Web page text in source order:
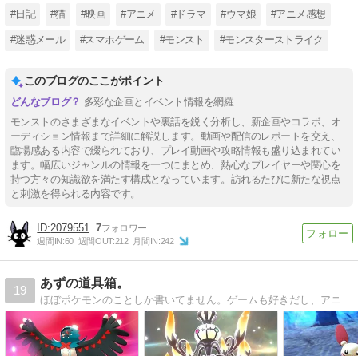
#日記 #猫 #映画 #アニメ #ドラマ #ウマ娘 #アニメ感想
#迷惑メール #スマホゲーム #モンスト #モンスターストライク
このブログのここがポイント
多彩な企画とイベント情報を網羅
モンストのさまざまなイベントや裏話を鋭く分析し、新企画やコラボ、オ
ーディション情報まで詳細に解説します。動画や配信のレポートを交え、
臨場感ある内容で綴られており、プレイ動画や攻略情報も盛り込まれてい
ます。幅広いジャンルの情報を一つにまとめ、熱心なプレイヤーや関心を
持つ方々の知識欲を満たす構成となっています。訪れるたびに新たな視点
と刺激を得られる内容です。
2079551 7
週間IN:60 週間OUT:212 月間IN:242
19
あずの道具箱。
ほぼポケモンのことしか書いてません。ゲームも好きだし、アニメも毎週欠かさず視聴してます！色違いポケモンマニア見習いです。